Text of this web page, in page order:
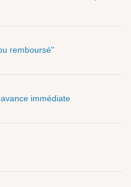
remboursé"
immédiate